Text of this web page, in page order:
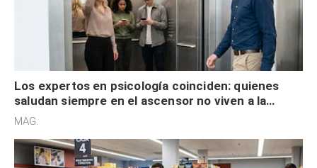
Los expertos en psicología coinciden: quienes
saludan siempre en el ascensor no viven a la
defensiva y tienen apertura social
MAG.